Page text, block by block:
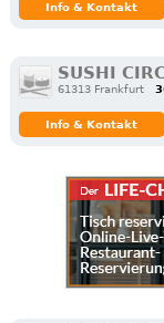
Info & Kontakt
SUSHI
61313 Frankfurt
Info & Kontakt